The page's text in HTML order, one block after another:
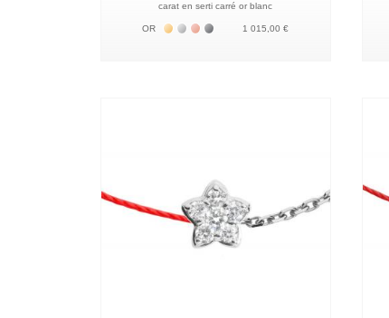
carat en serti carré or blanc
OR Жёлтое золото 18К
Белое золото 18К
Розовое золото 18К
Чёрное золото 18К
1 015,00 €